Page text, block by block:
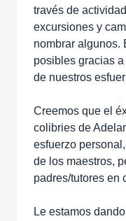
través de
excursiones y
nombrar algunos.
posibles gracias
de nuestros
Creemos que el
colibries de
esfuerzo
de los maestros,
padres/tutores en
Le estamos